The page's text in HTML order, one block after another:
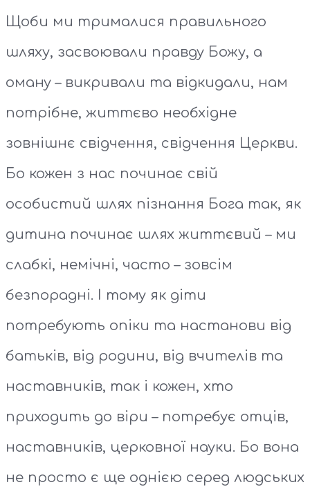
Щоби ми трималися правильного
шляху, засвоювали правду Божу, а
оману – викривали та відкидали, нам
потрібне, життєво необхідне
зовнішнє свідчення, свідчення Церкви.
Бо кожен з нас починає свій
особистий шлях пізнання Бога так, як
дитина починає шлях життєвий – ми
слабкі, немічні, часто – зовсім
безпорадні. І тому як діти
потребують опіки та настанови від
батьків, від родини, від вчителів та
наставників, так і кожен, хто
приходить до віри – потребує отців,
наставників, церковної науки. Бо вона
не просто є ще однією серед людських